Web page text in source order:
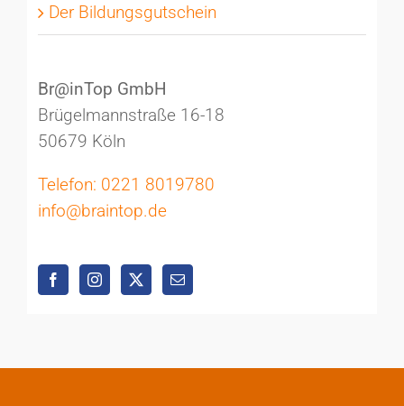
Der Bildungsgutschein
Br@inTop GmbH
Brügelmannstraße 16-18
50679 Köln
Telefon: 0221 8019780
info@braintop.de